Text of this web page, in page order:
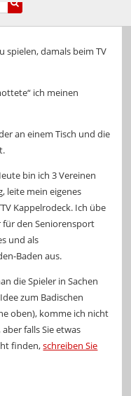
spielen, damals beim TV
ich meinen
an einem Tisch und die
bin ich 3 Vereinen
leite mein eigenes
Kappelrodeck. Ich übe
den Seniorensport
und als
Baden aus.
die Spieler in Sachen
zum Badischen
oben), komme ich nicht
falls Sie etwas
finden,schreiben Sie